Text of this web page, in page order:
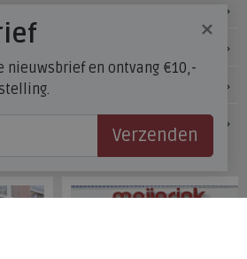
×
nieuwsbrief en ontvang €10,-
Verzenden